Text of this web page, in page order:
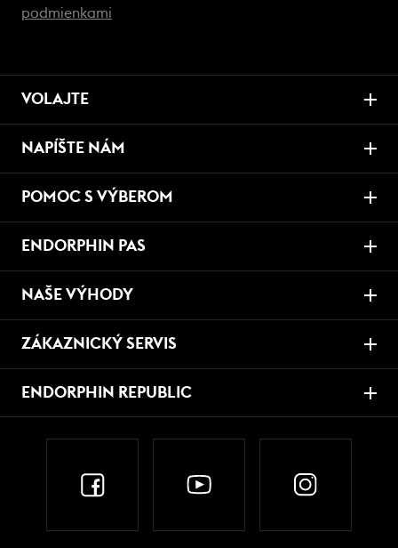
podmienkami
VOLAJTE
NAPÍŠTE NÁM
POMOC S VÝBEROM
ENDORPHIN PAS
NAŠE VÝHODY
ZÁKAZNICKÝ SERVIS
ENDORPHIN REPUBLIC